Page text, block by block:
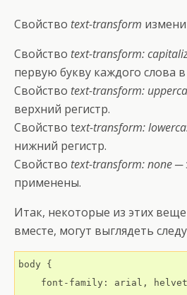
Свойство text-transform
Свойство text-transform:
первую букву каждого слова
Свойство text-transform:
верхний регистр.
Свойство text-transform:
нижний регистр.
Свойство text-transform: none─
применены.
Итак, некоторые из этих
вместе, могут выглядеть
body {
font-family: arial,